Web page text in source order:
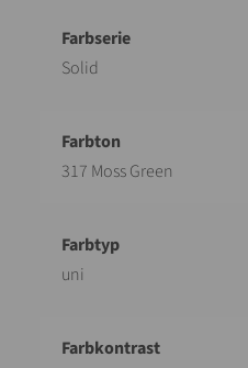
Solid
317 Moss Green
uni